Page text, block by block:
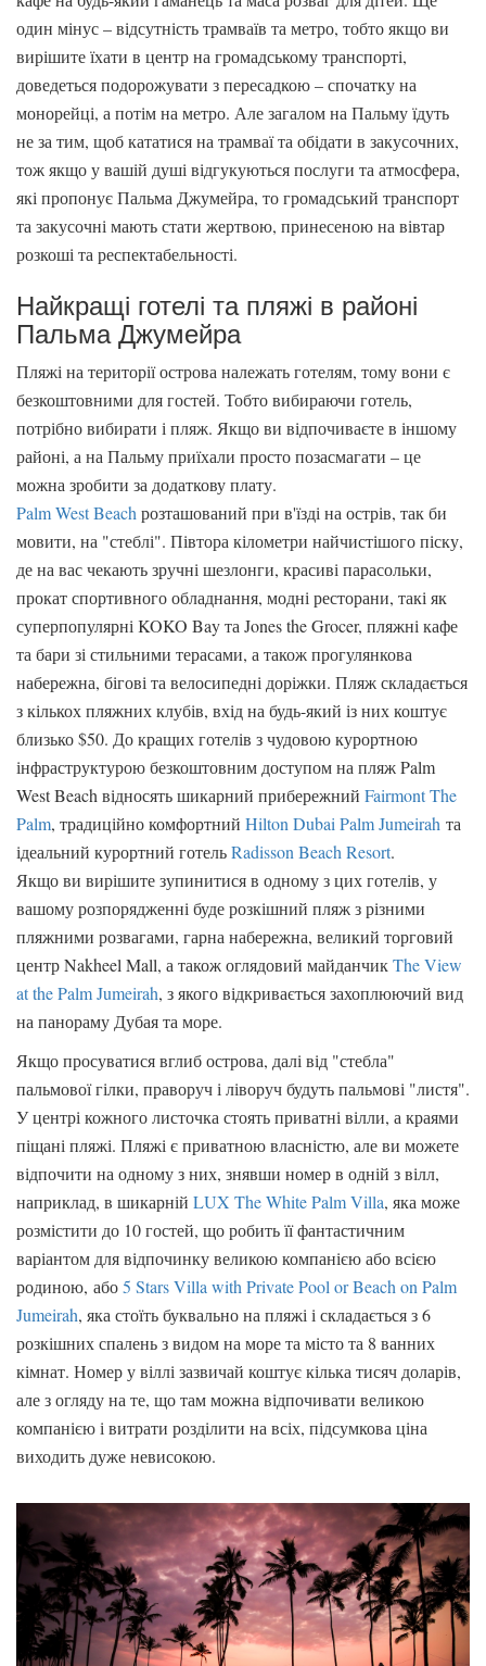
один мінус – відсутність трамваїв та метро, ​​тобто якщо ви
вирішите їхати в центр на громадському транспорті,
доведеться подорожувати з пересадкою – спочатку на
монорейці, а потім на метро. Але загалом на Пальму їдуть
не за тим, щоб кататися на трамваї та обідати в закусочних,
тож якщо у вашій душі відгукуються послуги та атмосфера,
які пропонує Пальма Джумейра, то громадський транспорт
та закусочні мають стати жертвою, принесеною на вівтар
розкоші та респектабельності.
Найкращі готелі та пляжі в районі
Пальма Джумейра
Пляжі на території острова належать готелям, тому вони є
безкоштовними для гостей. Тобто вибираючи готель,
потрібно вибирати і пляж. Якщо ви відпочиваєте в іншому
районі, а на Пальму приїхали просто позасмагати – це
можна зробити за додаткову плату.
Palm West Beachрозташований при в'їзді на острів, так би
мовити, на "стеблі". Півтора кілометри найчистішого піску,
де на вас чекають зручні шезлонги, красиві парасольки,
прокат спортивного обладнання, модні ресторани, такі як
суперпопулярні KOKO Bay та Jones the Grocer, пляжні кафе
та бари зі стильними терасами, а також прогулянкова
набережна, бігові та велосипедні доріжки. Пляж складається
з кількох пляжних клубів, вхід на будь-який із них коштує
близько $50. До кращих готелів з чудовою курортною
інфраструктурою безкоштовним доступом на пляж Palm
West Beach відносять шикарний прибережний Fairmont The
Palm, традиційно комфортний Hilton Dubai Palm Jumeirah та
ідеальний курортний готельRadisson Beach Resort.
Якщо ви вирішите зупинитися в одному з цих готелів, у
вашому розпорядженні буде розкішний пляж з різними
пляжними розвагами, гарна набережна, великий торговий
центр Nakheel Mall, а також оглядовий майданчикThe View
at the Palm Jumeirah, з якого відкривається захоплюючий вид
на панораму Дубая та море.
Якщо просуватися вглиб острова, далі від "стебла"
пальмової гілки, праворуч і ліворуч будуть пальмові "листя".
У центрі кожного листочка стоять приватні вілли, а краями
піщані пляжі. Пляжі є приватною власністю, але ви можете
відпочити на одному з них, знявши номер в одній з вілл,
наприклад, в шикарній LUX The White Palm Villa, яка може
розмістити до 10 гостей, що робить її фантастичним
варіантом для відпочинку великою компанією або всією
родиною, або5 Stars Villa with Private Pool or Beach on Palm
Jumeirah, яка стоїть буквально на пляжі і складається з 6
розкішних спалень з видом на море та місто та 8 ванних
кімнат. Номер у віллі зазвичай коштує кілька тисяч доларів,
але з огляду на те, що там можна відпочивати великою
компанією і витрати розділити на всіх, підсумкова ціна
виходить дуже невисокою.